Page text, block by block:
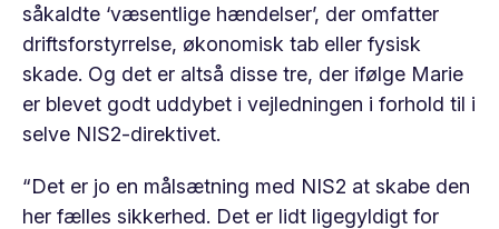
såkaldte ‘væsentlige hændelser’, der omfatter
driftsforstyrrelse, økonomisk tab eller fysisk
skade. Og det er altså disse tre, der ifølge Marie
er blevet godt uddybet i vejledningen i forhold til i
selve NIS2-direktivet.
“Det er jo en målsætning med NIS2 at skabe den
her fælles sikkerhed. Det er lidt ligegyldigt for